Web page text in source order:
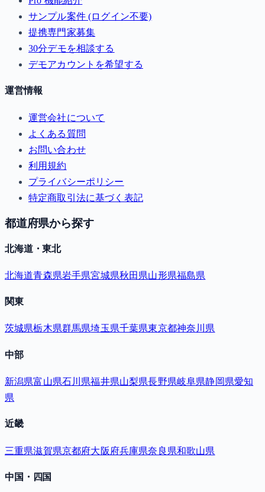
サンプル案件 (ログイン不要)
提携専門家募集
30分デモを相談する
デモアカウントを希望する
運営情報
運営会社について
よくある質問
お問い合わせ
利用規約
プライバシーポリシー
特定商取引法に基づく表記
都道府県から探す
北海道・東北
北海道青森県岩手県宮城県秋田県山形県福島県
関東
茨城県栃木県群馬県埼玉県千葉県東京都神奈川県
中部
新潟県富山県石川県福井県山梨県長野県岐阜県静岡県愛知
県
近畿
三重県滋賀県京都府大阪府兵庫県奈良県和歌山県
中国・四国